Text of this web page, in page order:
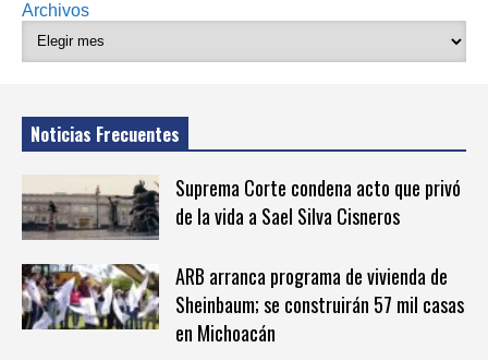
Archivos
Noticias Frecuentes
Suprema Corte condena acto que privó
de la vida a Sael Silva Cisneros
ARB arranca programa de vivienda de
Sheinbaum; se construirán 57 mil casas
en Michoacán